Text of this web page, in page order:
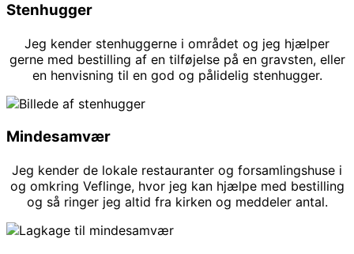
Stenhugger
Jeg kender stenhuggerne i området og jeg hjælper
gerne med bestilling af en tilføjelse på en gravsten, eller
en henvisning til en god og pålidelig stenhugger.
Mindesamvær
Jeg kender de lokale restauranter og forsamlingshuse i
og omkring Veflinge, hvor jeg kan hjælpe med bestilling
og så ringer jeg altid fra kirken og meddeler antal.